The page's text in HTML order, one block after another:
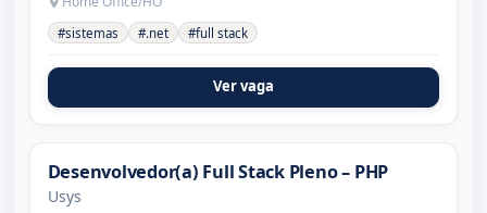
#sistemas #.net #full stack
Ver vaga
Desenvolvedor(a) Full Stack Pleno – PHP
Usys